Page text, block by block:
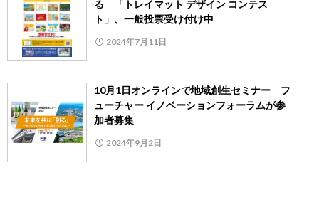
る 「トレイマット デザイン コンテス
ト」、一般投票受け付け中
2024年7月11日
10月1日オンラインで地域創生セミナー フ
ューチャー イノベーションフォーラムが参
加者募集
2024年9月2日